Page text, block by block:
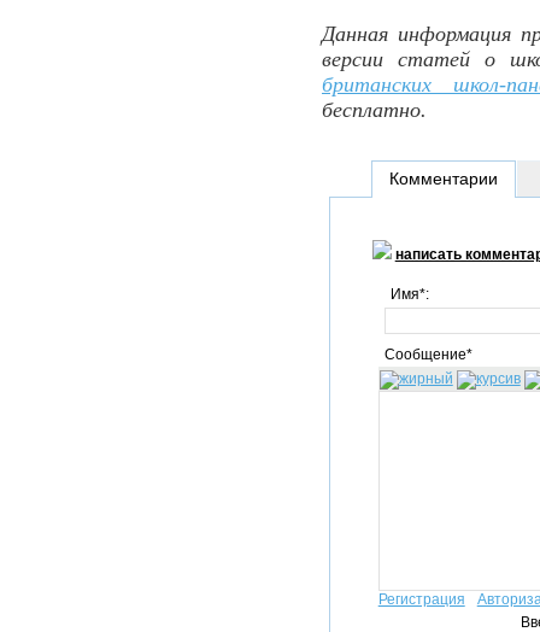
Данная информация
версии статей о
британских школ-
бесплатно.
Комментарии
написать
Имя*:
Сообщение*
Регистрация